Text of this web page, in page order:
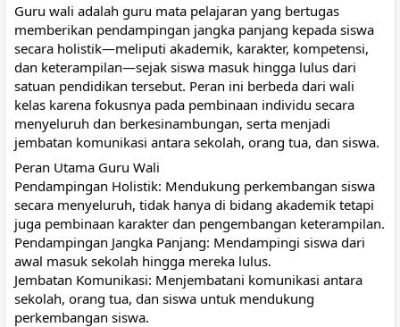
Guru wali adalah guru mata pelajaran yang bertugas
memberikan pendampingan jangka panjang kepada siswa
secara holistik—meliputi akademik, karakter, kompetensi,
dan keterampilan—sejak siswa masuk hingga lulus dari
satuan pendidikan tersebut. Peran ini berbeda dari wali
kelas karena fokusnya pada pembinaan individu secara
menyeluruh dan berkesinambungan, serta menjadi
jembatan komunikasi antara sekolah, orang tua, dan siswa.
Peran Utama Guru Wali
Pendampingan Holistik: Mendukung perkembangan siswa
secara menyeluruh, tidak hanya di bidang akademik tetapi
juga pembinaan karakter dan pengembangan keterampilan.
Pendampingan Jangka Panjang: Mendampingi siswa dari
awal masuk sekolah hingga mereka lulus.
Jembatan Komunikasi: Menjembatani komunikasi antara
sekolah, orang tua, dan siswa untuk mendukung
perkembangan siswa.